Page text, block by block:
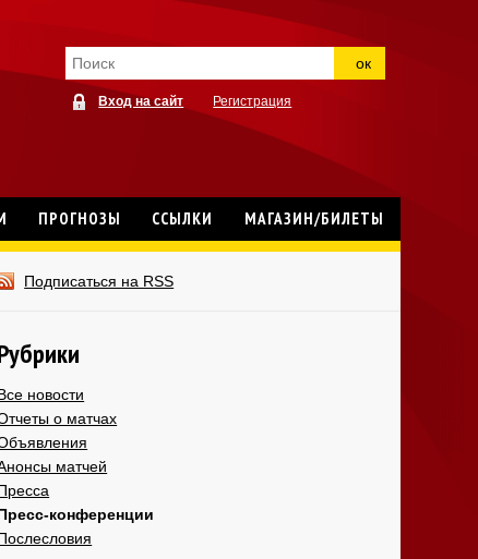
ок
Вход на сайт Регистрация
ПРОГНОЗЫ ССЫЛКИ МАГАЗИН/БИЛЕТЫ
Подписаться на RSS
новости
о матчах
матчей
конференции